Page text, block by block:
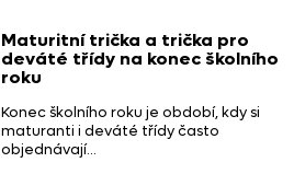
Maturitní trička a trička pro
deváté třídy na konec školního
roku
Konec školního roku je období,kdy si
maturanti i deváté třídy často
objednávají…